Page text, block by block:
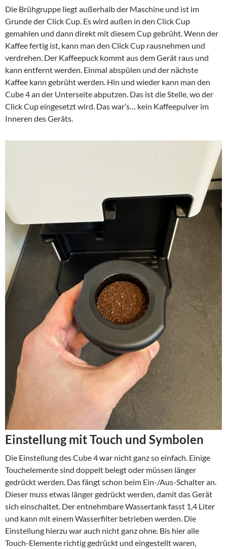
Die Brühgruppe liegt außerhalb der Maschine und ist im
Grunde der Click Cup. Es wird außen in den Click Cup
gemahlen und dann direkt mit diesem Cup gebrüht. Wenn der
Kaffee fertig ist, kann man den Click Cup rausnehmen und
verdrehen. Der Kaffeepuck kommt aus dem Gerät raus und
kann entfernt werden. Einmal abspülen und der nächste
Kaffee kann gebrüht werden. Hin und wieder kann man den
Cube 4 an der Unterseite abputzen. Das ist die Stelle, wo der
Click Cup eingesetzt wird. Das war’s… kein Kaffeepulver im
Inneren des Geräts.
Einstellung mit Touch und Symbolen
Die Einstellung des Cube 4 war nicht ganz so einfach. Einige
Touchelemente sind doppelt belegt oder müssen länger
gedrückt werden. Das fängt schon beim Ein-/Aus-Schalter an.
Dieser muss etwas länger gedrückt werden, damit das Gerät
sich einschaltet. Der entnehmbare Wassertank fasst 1,4 Liter
und kann mit einem Wasserfilter betrieben werden. Die
Einstellung hierzu war auch nicht ganz ohne. Bis hier alle
Touch-Elemente richtig gedrückt und eingestellt waren,